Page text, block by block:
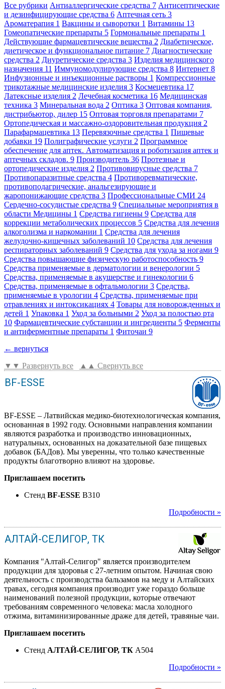
Все рубрики Антиаллергические средства 7 Антисептические
и дезинфицирующие средства 6 Аптечная сеть 3
Ароматерапия 1 Вакцины и сыворотки 1 Витамины 13
Гомеопатические препараты 5 Гормональные препараты 1
Действующие фармацевтические вещества 2 Диабетическое,
диетическое и функциональное питание 7 Диагностические
средства 2 Диуретические средства 3 Изделия медицинского
назначения 11 Иммуномодулирующие средства 8 Интернет 8
Инфузионные и инъекционные растворы 1 Компрессионные
трикотажные медицинские изделия 3 Космецевтика 17
Латексные изделия 2 Лечебная косметика 16 Медицинская
техника 3 Минеральная вода 2 Оптика 3 Оптовая компания,
дистрибьютор, дилер 15 Оптовая торговля препаратами 7
Ортопедическая и массажно-оздоровительная продукция 2
Парафармацевтика 13 Перевязочные средства 1 Пищевые
добавки 19 Полиграфические услуги 2 Программное
обеспечение для аптек. Автоматизация и роботизация аптек и
аптечных складов. 9 Производитель 36 Протезные и
ортопедические изделия 2 Противовирусные средства 7
Противопаразитные средства 4 Противоревматические,
противоподагрические, анальгезирующие и
жаропонижающие средства 3 Профессиональные СМИ 24
Сердечно-сосудистые средства 9 Специальные мероприятия в
области Медицины 1 Средства гигиены 9 Средства для
коррекции метаболических процессов 5 Средства для лечения
алкоголизма и наркомании 1 Средства для лечения
желудочно-кишечных заболеваний 10 Средства для лечения
респираторных заболеваний 9 Средства для ухода за ногами 9
Средства повышающие физическую работоспособность 9
Средства применяемые в дерматологии и венерологии 5
Средства, применяемые в акушерстве и гинекологии 6
Средства, применяемые в офтальмологии 3 Средства,
применяемые в урологии 4 Средства, применяемые при
отравлениях и интоксикациях 4 Товары для новорожденных и
детей 1 Упаковка 1 Уход за больными 2 Уход за полостью рта
10 Фармацевтические субстанции и ингредиенты 5 Ферменты
и антиферментные препараты 1 Фиточаи 9
← вернуться
▼▼ Развернуть все
▲▲ Свернуть все
BF-ESSE
BF-ESSE – Латвийская медико-биотехнологическая компания,
основанная в 1992 году. Основными направления компании
являются разработка и производство инновационных,
натуральных, основанных на доказательной базе пищевых
добавок (БАДов). Мы уверенны, что только качественные
продукты благотворно влияют на здоровье.
Приглашаем посетить
Стенд BF-ESSE B310
Подробности »
АЛТАЙ-СЕЛИГОР, ТК
Компания "Алтай-Селигор" является производителем
продукции для здоровья с 27-летним опытом. Начиная свою
деятельность с производства бальзамов на меду и Алтайских
травах, сегодня компания производит уже гораздо больше
наименований полезной продукции, которые отвечают
требованиям современного человека: масла холодного
отжима, витаминизированные драже для детей, травяные чаи.
Приглашаем посетить
Стенд АЛТАЙ-СЕЛИГОР, ТК A504
Подробности »